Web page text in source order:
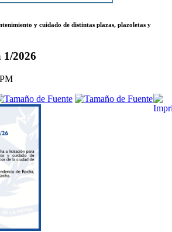
y cuidado de distintas plazas, plazoletas y
2026